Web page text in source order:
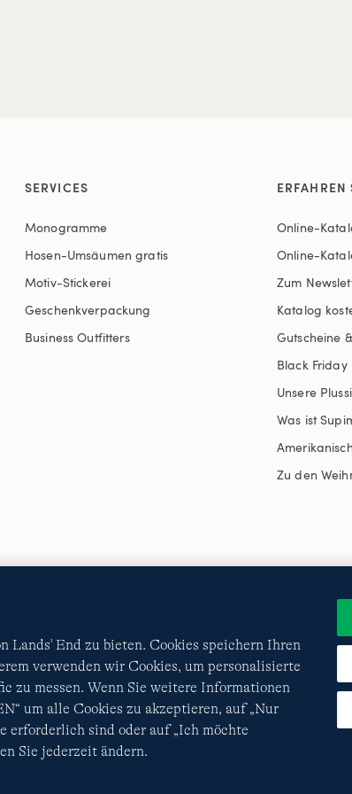
SERVICES
Monogramme
Hosen-Umsäumen gratis
Motiv-Stickerei
Geschenkverpackung
Business Outfitters
ERFAHREN
Online-
Online-
Zum
Katalog
Gutscheine
Black Friday
Unsere
Was ist
Zu den
Datenschutzerklärung
Lands' End zu bieten. Cookies speichern Ihren
verwenden wir Cookies, um personalisierte
zu messen. Wenn Sie weitere Informationen
um alle Cookies zu akzeptieren, auf „Nur
erforderlich sind oder auf „Ich möchte
Sie jederzeit ändern.